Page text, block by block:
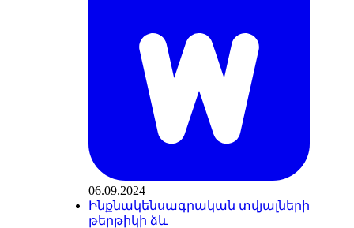
06.09.2024
Ինքնակենսագրական տվյալների
թերթիկի ձև